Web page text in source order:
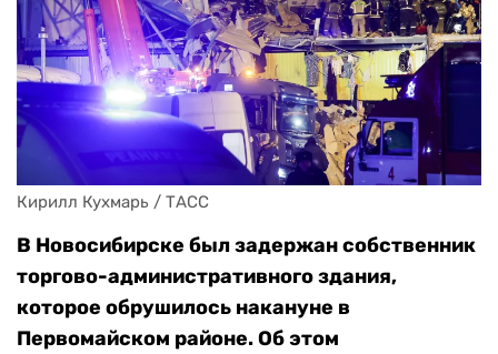
Кирилл Кухмарь / ТАСС
В Новосибирске был задержан собственник
торгово-административного здания,
которое обрушилось накануне в
Первомайском районе. Об этом